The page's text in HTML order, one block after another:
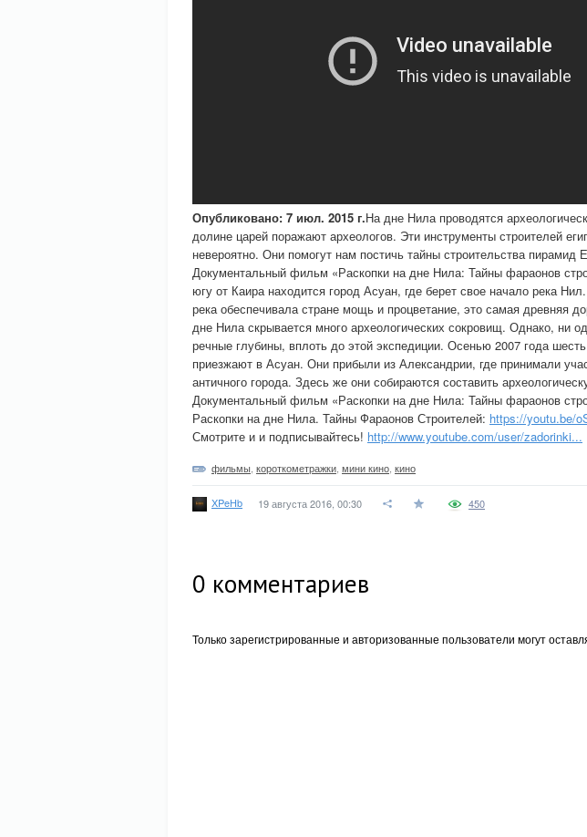
Опубликовано: 7 июл. 2015 г.На дне Нила проводятся
долине царей поражают археологов. Эти инструменты строителей
невероятно. Они помогут нам постичь тайны строительства пирамид
Документальный фильм «Раскопки на дне Нила: Тайны фараонов
югу от Каира находится город Асуан, где берет свое начало река
река обеспечивала стране мощь и процветание, это самая древняя
дне Нила скрывается много археологических сокровищ. Однако, ни
речные глубины, вплоть до этой экспедиции. Осенью 2007 года шесть
приезжают в Асуан. Они прибыли из Александрии, где принимали
античного города. Здесь же они собираются составить
Документальный фильм «Раскопки на дне Нила: Тайны фараонов
Раскопки на дне Нила. Тайны Фараонов Строителей: https://youtu.be/
Смотрите и и подписывайтесь! http://www.youtube.com/user/zadorinki...
фильмы короткометражки мини кино кино
XPeHb 19 августа 2016, 00:30 450
0 комментариев
Только зарегистрированные и авторизованные пользователи могут